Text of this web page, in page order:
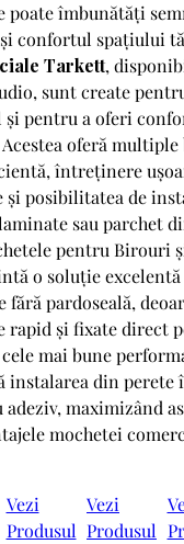
poate îmbunătăți
confortul spațiului
Tarkett,
sunt create
și pentru a oferi
oferă
întreținere
posibilitatea de
sau parchet
pentru Birouri
o soluție
fără pardoseală,
rapid și fixate direct
mai bune
instalarea din perete
adeziv, maximizând
mochetei
Vezi
Produsul
Vezi
Produsul